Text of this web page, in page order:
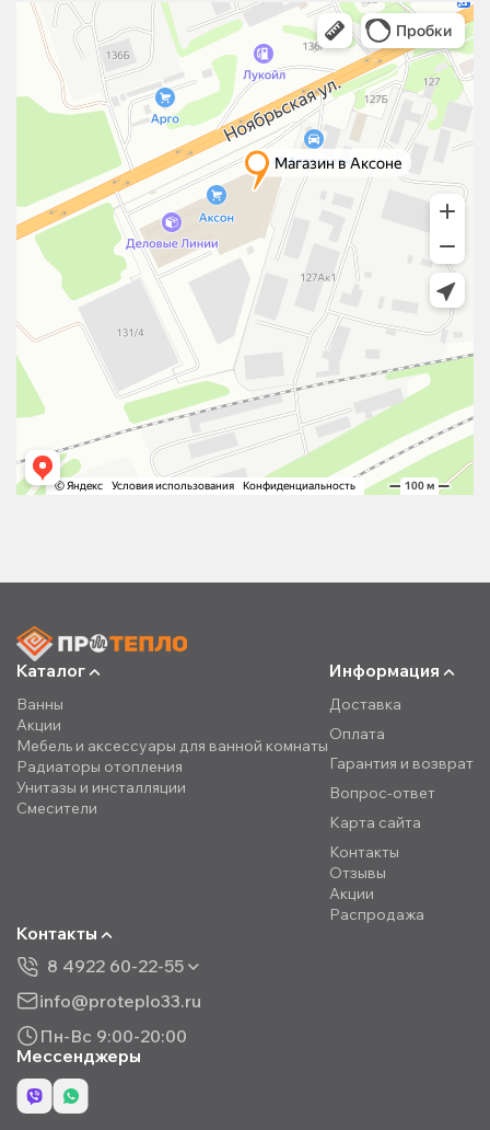
Каталог
Ванны
Акции
Мебель и аксессуары для ванной комнаты
Радиаторы отопления
Унитазы и инсталляции
Смесители
Информация
Доставка
Оплата
Гарантия и возврат
Вопрос-ответ
Карта сайта
Контакты
Отзывы
Акции
Распродажа
Контакты
8 4922 60-22-55
info@proteplo33.ru
Пн-Вс 9:00-20:00
Мессенджеры